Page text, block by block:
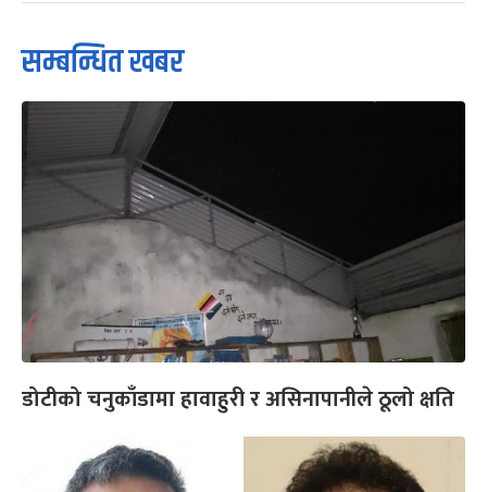
सम्बन्धित खबर
डोटीको चनुकाँडामा हावाहुरी र असिनापानीले ठूलो क्षति